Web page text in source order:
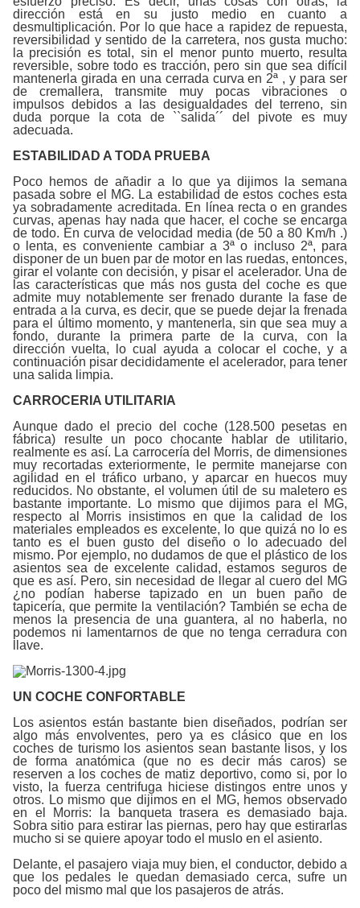
dirección está en su justo medio en cuanto a
desmultiplicación. Por lo que hace a rapidez de repuesta,
reversibilidad y sentido de la carretera, nos gusta mucho:
la precisión es total, sin el menor punto muerto, resulta
reversible, sobre todo es tracción, pero sin que sea difícil
mantenerla girada en una cerrada curva en 2ª , y para ser
de cremallera, transmite muy pocas vibraciones o
impulsos debidos a las desigualdades del terreno, sin
duda porque la cota de ``salida´´ del pivote es muy
adecuada.
ESTABILIDAD A TODA PRUEBA
Poco hemos de añadir a lo que ya dijimos la semana
pasada sobre el MG. La estabilidad de estos coches esta
ya sobradamente acreditada. En línea recta o en grandes
curvas, apenas hay nada que hacer, el coche se encarga
de todo. En curva de velocidad media (de 50 a 80 Km/h .)
o lenta, es conveniente cambiar a 3ª o incluso 2ª, para
disponer de un buen par de motor en las ruedas, entonces,
girar el volante con decisión, y pisar el acelerador. Una de
las características que más nos gusta del coche es que
admite muy notablemente ser frenado durante la fase de
entrada a la curva, es decir, que se puede dejar la frenada
para el último momento, y mantenerla, sin que sea muy a
fondo, durante la primera parte de la curva, con la
dirección vuelta, lo cual ayuda a colocar el coche, y a
continuación pisar decididamente el acelerador, para tener
una salida limpia.
CARROCERIA UTILITARIA
Aunque dado el precio del coche (128.500 pesetas en
fábrica) resulte un poco chocante hablar de utilitario,
realmente es así. La carrocería del Morris, de dimensiones
muy recortadas exteriormente, le permite manejarse con
agilidad en el tráfico urbano, y aparcar en huecos muy
reducidos. No obstante, el volumen útil de su maletero es
bastante importante. Lo mismo que dijimos para el MG,
respecto al Morris insistimos en que la calidad de los
materiales empleados es excelente, lo que quizá no lo es
tanto es el buen gusto del diseño o lo adecuado del
mismo. Por ejemplo, no dudamos de que el plástico de los
asientos sea de excelente calidad, estamos seguros de
que es así. Pero, sin necesidad de llegar al cuero del MG
¿no podían haberse tapizado en un buen paño de
tapicería, que permite la ventilación? También se echa de
menos la presencia de una guantera, al no haberla, no
podemos ni lamentarnos de que no tenga cerradura con
llave.
UN COCHE CONFORTABLE
Los asientos están bastante bien diseñados, podrían ser
algo más envolventes, pero ya es clásico que en los
coches de turismo los asientos sean bastante lisos, y los
de forma anatómica (que no es decir más caros) se
reserven a los coches de matiz deportivo, como si, por lo
visto, la fuerza centrifuga hiciese distingos entre unos y
otros. Lo mismo que dijimos en el MG, hemos observado
en el Morris: la banqueta trasera es demasiado baja.
Sobra sitio para estirar las piernas, pero hay que estirarlas
mucho si se quiere apoyar todo el muslo en el asiento.
Delante, el pasajero viaja muy bien, el conductor, debido a
que los pedales le quedan demasiado cerca, sufre un
poco del mismo mal que los pasajeros de atrás.